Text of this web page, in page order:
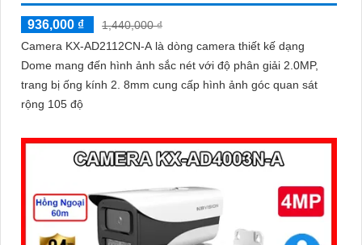
936,000 ₫
1,440,000 ₫
Camera KX-AD2112CN-A là dòng camera thiết kế dạng
Dome mang đến hình ảnh sắc nét với độ phân giải 2.0MP,
trang bị ống kính 2. 8mm cung cấp hình ảnh góc quan sát
rộng 105 độ